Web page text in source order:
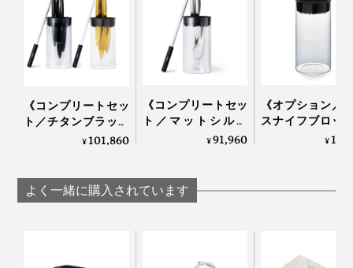
写真上から「シェフズナイフ／チタンゴールド」、「
サントクナイフ／チタンブ
ラック 」、「 ユーティリティナイフ／マットシルバー
チタンゴールド」
ガラスブロック
（別売）」に、4種をコンプリートしてキッチンの景色
も楽しんでください。
これまでは重い研ぎ石を水に浸けて、時間をかけて包丁
を研ぎ、その後始末も面倒だったので、メンテナンスの
《コンプリートセッ
ト／チタンブラック
＆ゴールド》0.3mm
イフ4種＋専用シャ
ープナー＋ガラスス
¥101,860
《コンプリートセッ
ト／マットシルバ
ー》0.3mmの極薄刃
＋専用シャープナー
＋ナイフスタンド」
¥91,960
《オプション／
スナイフブロッ
包丁を7本まで
¥
よく一緒に購入されています